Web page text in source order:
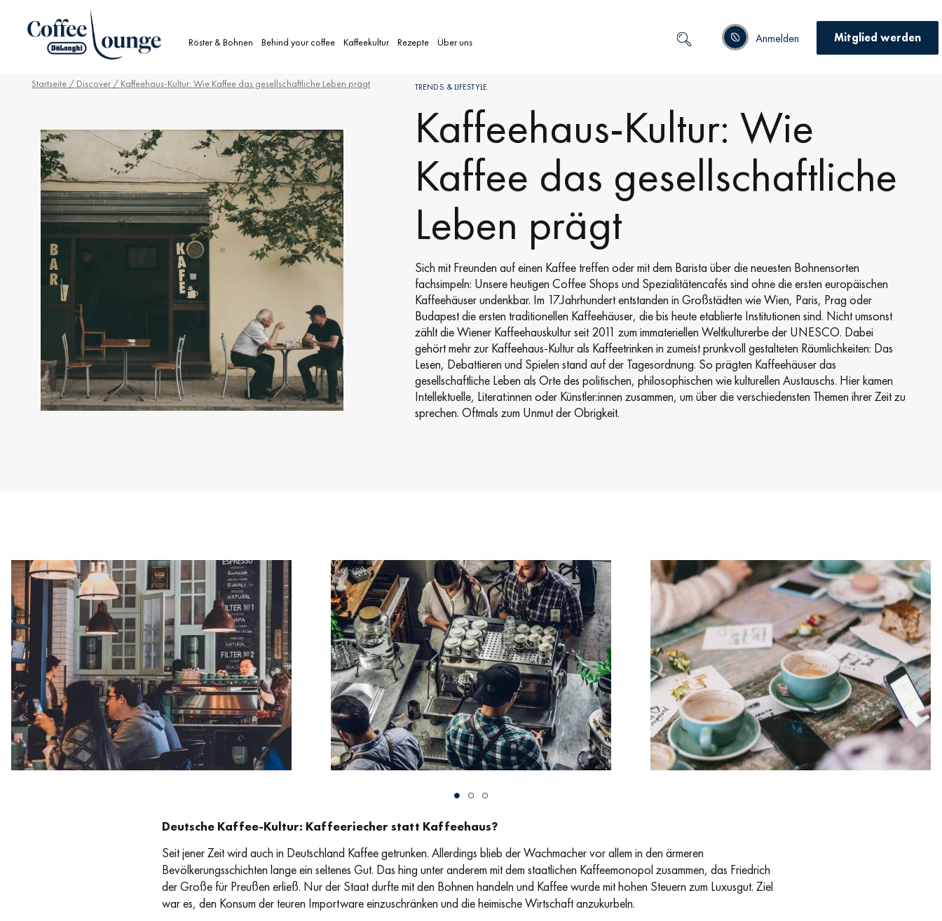
Röster & Bohnen Behind your coffee Kaffeekultur Rezepte Über uns Anmelden Mitglied werden
Startseite / Discover / Kaffeehaus-Kultur: Wie Kaffee das gesellschaftliche Leben prägt TRENDS & LIFESTYLE
Kaffeehaus-Kultur: Wie
Kaffee das gesellschaftliche
Leben prägt
Sich mit Freunden auf einen Kaffee treffen oder mit dem Barista über die neuesten Bohnensorten
fachsimpeln: Unsere heutigen Coffee Shops und Spezialitätencafés sind ohne die ersten europäischen
Kaffeehäuser undenkbar. Im 17.Jahrhundert entstanden in Großstädten wie Wien, Paris, Prag oder
Budapest die ersten traditionellen Kaffeehäuser, die bis heute etablierte Institutionen sind. Nicht umsonst
zählt die Wiener Kaffeehauskultur seit 2011 zum immateriellen Weltkulturerbe der UNESCO. Dabei
gehört mehr zur Kaffeehaus-Kultur als Kaffeetrinken in zumeist prunkvoll gestalteten Räumlichkeiten: Das
Lesen, Debattieren und Spielen stand auf der Tagesordnung. So prägten Kaffeehäuser das
gesellschaftliche Leben als Orte des politischen, philosophischen wie kulturellen Austauschs. Hier kamen
Intellektuelle, Literat:innen oder Künstler:innen zusammen, um über die verschiedensten Themen ihrer Zeit zu
sprechen. Oftmals zum Unmut der Obrigkeit.
Deutsche Kaffee-Kultur: Kaffeeriecher statt Kaffeehaus?
Seit jener Zeit wird auch in Deutschland Kaffee getrunken. Allerdings blieb der Wachmacher vor allem in den ärmeren
Bevölkerungsschichten lange ein seltenes Gut. Das hing unter anderem mit dem staatlichen Kaffeemonopol zusammen, das Friedrich
der Große für Preußen erließ. Nur der Staat durfte mit den Bohnen handeln und Kaffee wurde mit hohen Steuern zum Luxusgut. Ziel
war es, den Konsum der teuren Importware einzuschränken und die heimische Wirtschaft anzukurbeln.